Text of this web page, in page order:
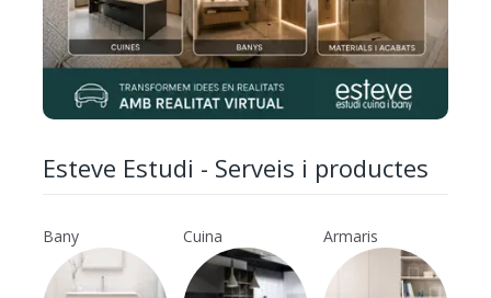
Esteve Estudi - Serveis i productes
Bany Cuina Armaris